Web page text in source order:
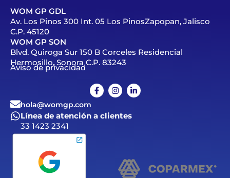
WOM GP GDL
Av. Los Pinos 300 Int. 05 Los PinosZapopan, Jalisco
C.P. 45120
WOM GP SON
Blvd. Quiroga Sur 150 B Corceles Residencial
Hermosillo, Sonora C.P. 83243
Aviso de privacidad
hola@womgp.com
Línea de atención a clientes
33 1423 2341